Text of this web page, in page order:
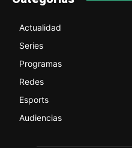
Actualidad
Series
Programas
Redes
Esports
Audiencias